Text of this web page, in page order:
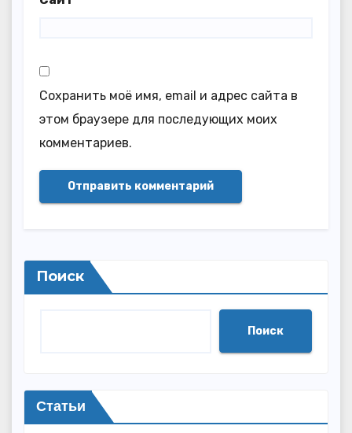
Сохранить моё имя, email и адрес сайта в
этом браузере для последующих моих
комментариев.
Поиск
Поиск
Статьи